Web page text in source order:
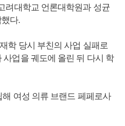
려대학교 언론대학원과 성균
다.
학 당시 부친의 사업 실패로
업을 궤도에 올린 뒤 다시 학
여성 의류 브랜드 페페로사